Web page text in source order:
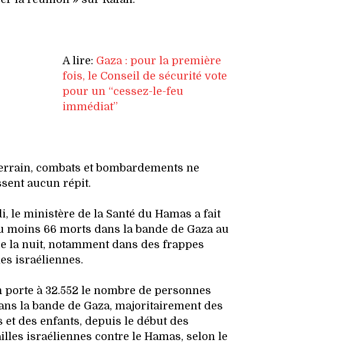
A lire: Gaza : pour la première
fois, le Conseil de sécurité vote
pour un “cessez-le-feu
immédiat”
combats et bombardements ne
aucun répit.
le ministère de la Santé du Hamas a fait
moins 66 morts dans la bande de Gaza au
la nuit, notamment dans des frappes
israéliennes.
porte à 32.552 le nombre de personnes
la bande de Gaza, majoritairement des
et des enfants, depuis le début des
israéliennes contre le Hamas, selon le